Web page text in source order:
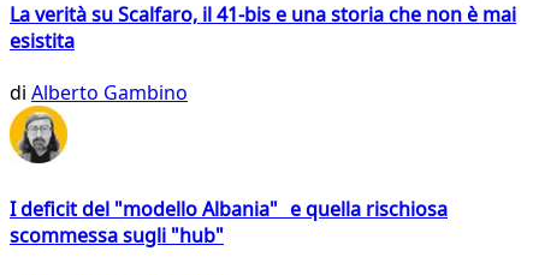
La verità su Scalfaro, il 41-bis e una storia che non è mai
esistita
di Alberto Gambino
I deficit del "modello Albania" e quella rischiosa
scommessa sugli "hub"